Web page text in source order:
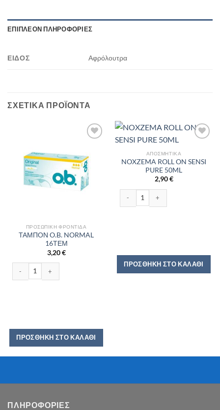
ΕΠΙΠΛΈΟΝ ΠΛΗΡΟΦΟΡΊΕΣ
ΕΊΔΟΣ Αφρόλουτρα
ΣΧΕΤΙΚΆ ΠΡΟΪΌΝΤΑ
ΠΡΟΣΩΠΙΚΉ ΦΡΟΝΤΊΔΑ
ΤΑΜΠΟΝ O.B. NORMAL
16ΤΕΜ
3,20€
ΤΑΜΠΟΝ O.B. NORMAL 16ΤΕΜ ποσότητα
ΠΡΟΣΘΉΚΗ ΣΤΟ ΚΑΛΆΘΙ
ΑΠΟΣΜΗΤΙΚΆ
NOXZEMA ROLL ON SENSI
PURE 50ML
2,90€
ΠΡΟΣΘΉΚΗ ΣΤΟ ΚΑΛΆΘΙ
ΠΛΗΡΟΦΟΡΙΕΣ